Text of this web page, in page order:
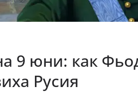
9 юни: как
Русия